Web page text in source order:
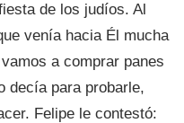
de los judíos. Al
venía hacia Él mucha
a comprar panes
decía para probarle,
Felipe le contestó: